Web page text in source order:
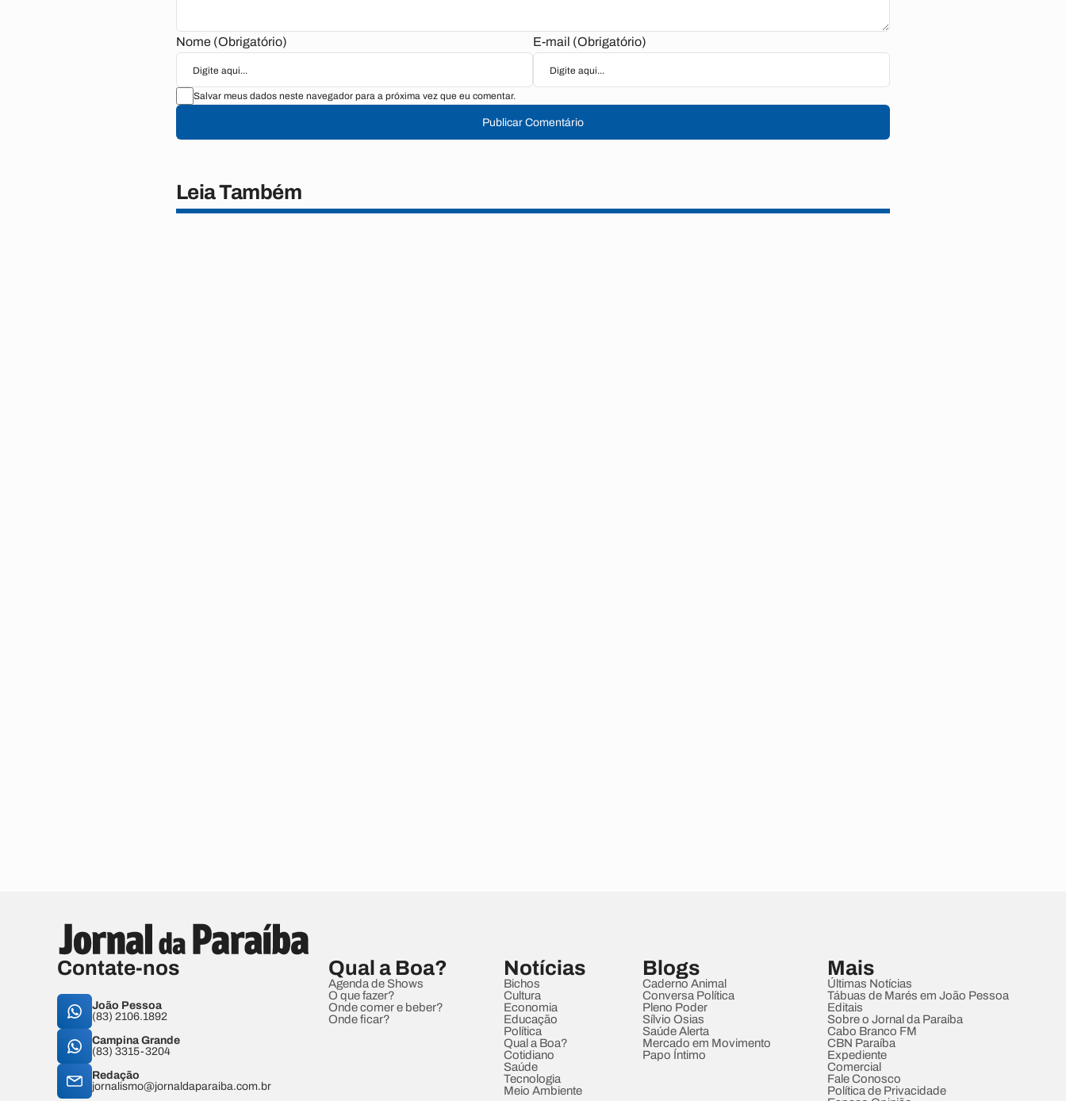
Nome (Obrigatório) E-mail (Obrigatório)
Salvar meus dados neste navegador para a próxima vez que eu comentar.
Publicar Comentário
Leia Também
Contate-nos
João Pessoa
(83) 2106.1892
Campina Grande
(83) 3315-3204
Redação
jornalismo@jornaldaparaiba.com.br
Qual a Boa?
Agenda de Shows
O que fazer?
Onde comer e beber?
Onde ficar?
Notícias
Bichos
Cultura
Economia
Educação
Política
Qual a Boa?
Cotidiano
Saúde
Tecnologia
Meio Ambiente
Blogs
Caderno Animal
Conversa Política
Pleno Poder
Sílvio Osias
Saúde Alerta
Mercado em Movimento
Papo Íntimo
Mais
Últimas Notícias
Tábuas de Marés em João Pessoa
Editais
Sobre o Jornal da Paraíba
Cabo Branco FM
CBN Paraíba
Expediente
Comercial
Fale Conosco
Política de Privacidade